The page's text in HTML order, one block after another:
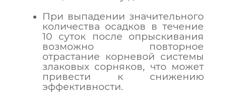
При выпадении значительного
количества осадков в течение
10 суток после опрыскивания
возможно повторное
отрастание корневой системы
злаковых сорняков, что может
привести к снижению
эффективности.